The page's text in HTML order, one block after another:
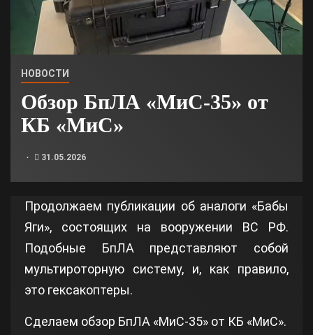
НОВОСТИ
Обзор БпЛА «МиС-35» от
КБ «МиС»
31.05.2026
Продолжаем публикации об аналоги «Бабы
Яги», состоящих на вооружении ВС РФ.
Подобные БпЛА представляют собой
мультироторную систему, и, как правило,
это гексакоптеры.
Сделаем обзор БпЛА «МиС-35» от КБ «МиС».